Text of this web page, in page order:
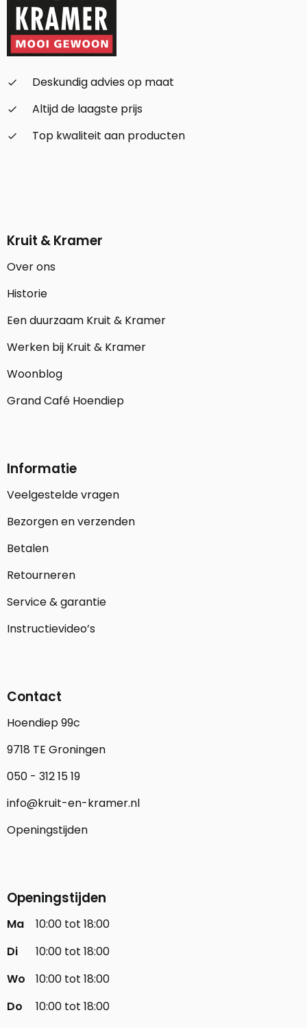
check_small
Deskundig advies op maat
check_small
Altijd de laagste prijs
check_small
Top kwaliteit aan producten
Kruit & Kramer
Over ons
Historie
Een duurzaam Kruit & Kramer
Werken bij Kruit & Kramer
Woonblog
Grand Café Hoendiep
Informatie
Veelgestelde vragen
Bezorgen en verzenden
Betalen
Retourneren
Service & garantie
Instructievideo’s
Contact
Hoendiep 99c
9718 TE Groningen
050 - 312 15 19
info@kruit-en-kramer.nl
Openingstijden
Openingstijden
Ma
10:00 tot 18:00
Di
10:00 tot 18:00
Wo
10:00 tot 18:00
Do
10:00 tot 18:00